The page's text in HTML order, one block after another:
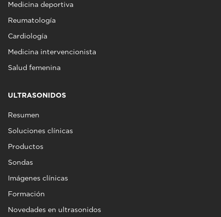
Medicina deportiva
Reumatología
Cardiología
Medicina intervencionista
Salud femenina
ULTRASONIDOS
Resumen
Soluciones clínicas
Productos
Sondas
Imágenes clínicas
Formación
Novedades en ultrasonidos